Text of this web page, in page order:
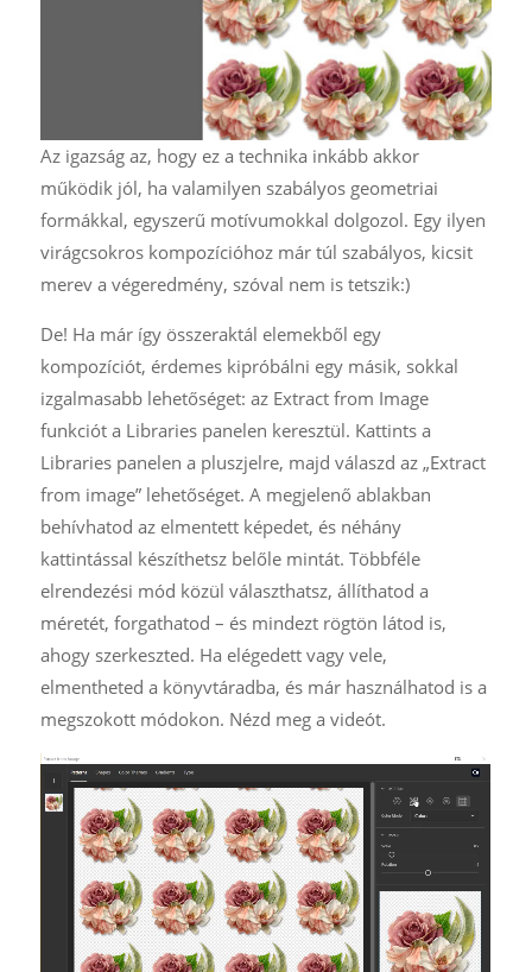
Az igazság az, hogy ez a technika inkább akkor
működik jól, ha valamilyen szabályos geometriai
formákkal, egyszerű motívumokkal dolgozol. Egy ilyen
virágcsokros kompozícióhoz már túl szabályos, kicsit
merev a végeredmény, szóval nem is tetszik:)
De! Ha már így összeraktál elemekből egy
kompozíciót, érdemes kipróbálni egy másik, sokkal
izgalmasabb lehetőséget: az Extract from Image
funkciót a Libraries panelen keresztül. Kattints a
Libraries panelen a pluszjelre, majd válaszd az „Extract
from image” lehetőséget. A megjelenő ablakban
behívhatod az elmentett képedet, és néhány
kattintással készíthetsz belőle mintát. Többféle
elrendezési mód közül választhatsz, állíthatod a
méretét, forgathatod – és mindezt rögtön látod is,
ahogy szerkeszted. Ha elégedett vagy vele,
elmentheted a könyvtáradba, és már használhatod is a
megszokott módokon. Nézd meg a videót.